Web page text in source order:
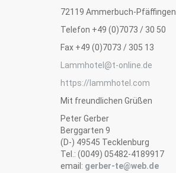
72119 Ammerbuch-Pfäffingen
Telefon +49 (0)7073 / 30 50
Fax +49 (0)7073 / 305 13
Lammhotel@t-online.de
https://lammhotel.com
Mit freundlichen Grüßen
Peter Gerber
Berggarten 9
(D-) 49545 Tecklenburg
Tel.: (0049) 05482-4189917
email: gerber-te@web.de